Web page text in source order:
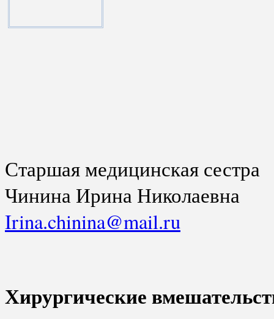
Старшая медицинская сестра
Чинина Ирина Николаевна
Irina.chinina@mail.ru
Хирургические